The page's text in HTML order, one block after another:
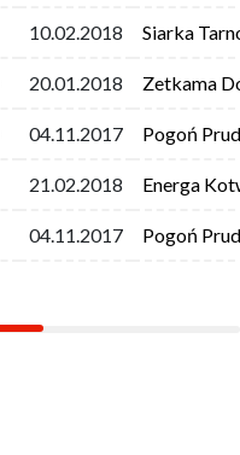
10.02.2018 Siarka
20.01.2018 Zetkama
04.11.2017 Pogoń
21.02.2018 Energa
04.11.2017 Pogoń
10.02.2018 Siarka
20.01.2018 Zetkama
04.11.2017 Pogoń
21.02.2018 Energa
04.11.2017 Pogoń